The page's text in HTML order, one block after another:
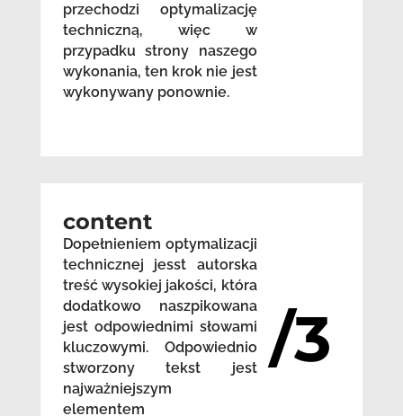
przechodzi optymalizację
techniczną, więc w
przypadku strony naszego
wykonania, ten krok nie jest
wykonywany ponownie.
content
Dopełnieniem optymalizacji
technicznej jesst autorska
treść wysokiej jakości, która
dodatkowo naszpikowana
jest odpowiednimi słowami
kluczowymi. Odpowiednio
stworzony tekst jest
najważniejszym
elementem
/3